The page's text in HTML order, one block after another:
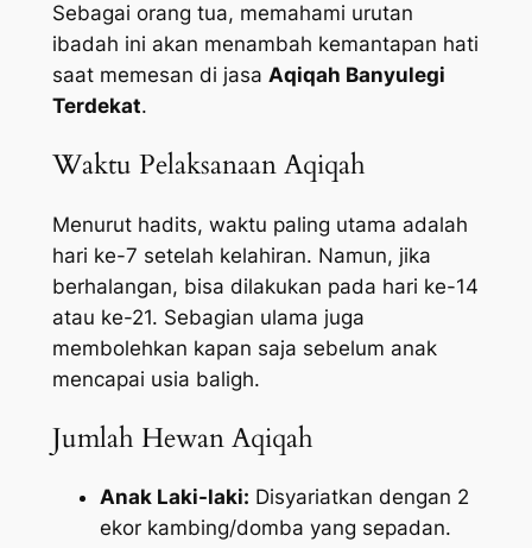
Sebagai orang tua, memahami urutan
ibadah ini akan menambah kemantapan hati
saat memesan di jasa Aqiqah Banyulegi
Terdekat.
Waktu Pelaksanaan Aqiqah
Menurut hadits, waktu paling utama adalah
hari ke-7 setelah kelahiran. Namun, jika
berhalangan, bisa dilakukan pada hari ke-14
atau ke-21. Sebagian ulama juga
membolehkan kapan saja sebelum anak
mencapai usia baligh.
Jumlah Hewan Aqiqah
Anak Laki-laki: Disyariatkan dengan 2
ekor kambing/domba yang sepadan.